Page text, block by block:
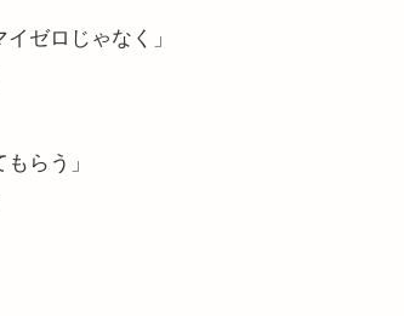
ゼロじゃなく」
らう」